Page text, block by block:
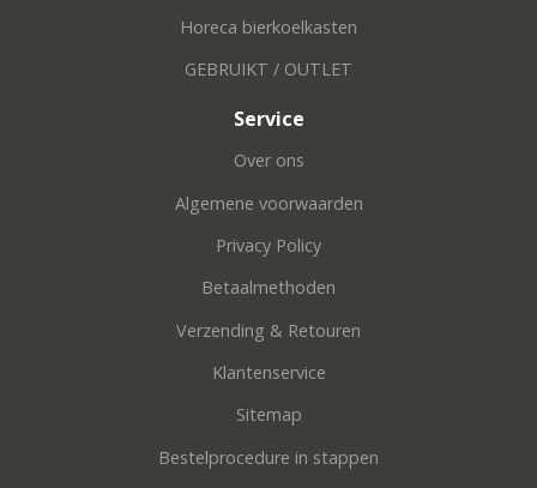
Horeca bierkoelkasten
GEBRUIKT / OUTLET
Service
Over ons
Algemene voorwaarden
Privacy Policy
Betaalmethoden
Verzending & Retouren
Klantenservice
Sitemap
Bestelprocedure in stappen